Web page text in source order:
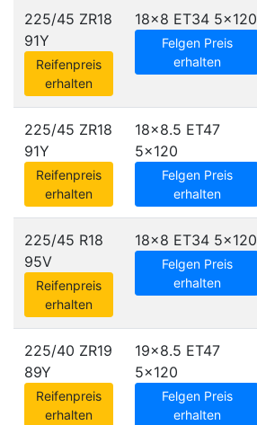
225/45 ZR18
91Y
Reifenpreis
erhalten
18x8 ET34 5x120
Felgen Preis
erhalten
225/45 ZR18
91Y
Reifenpreis
erhalten
18x8.5 ET47
5x120
Felgen Preis
erhalten
225/45 R18
95V
Reifenpreis
erhalten
18x8 ET34 5x120
Felgen Preis
erhalten
225/40 ZR19
89Y
Reifenpreis
erhalten
19x8.5 ET47
5x120
Felgen Preis
erhalten